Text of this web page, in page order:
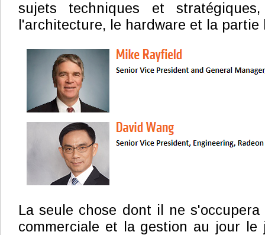
sujets techniques et
l'architecture, le hardware et la partie
La seule chose dont il ne
commerciale et la gestion au jour